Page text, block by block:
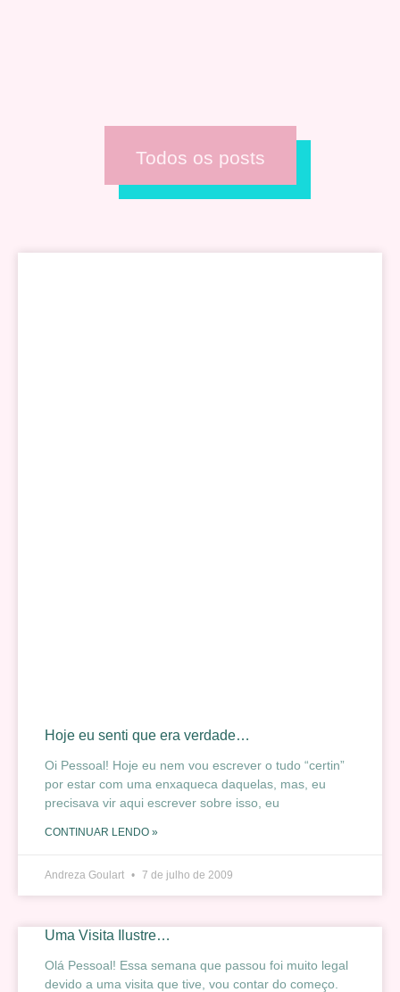
Todos os posts
Hoje eu senti que era verdade…
Oi Pessoal! Hoje eu nem vou escrever o tudo “certin”
por estar com uma enxaqueca daquelas, mas, eu
precisava vir aqui escrever sobre isso, eu
CONTINUAR LENDO »
Andreza Goulart 7 de julho de 2009
Uma Visita Ilustre…
Olá Pessoal! Essa semana que passou foi muito legal
devido a uma visita que tive, vou contar do começo.